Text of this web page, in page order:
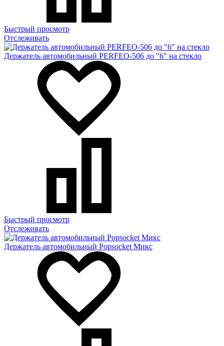
Быстрый просмотр
Отслеживать
Держатель автомобильный PERFEO-506 до "6" на стекло
Быстрый просмотр
Отслеживать
Держатель автомобильный Popsocket Микс